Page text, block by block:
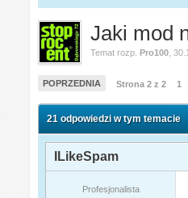
Jaki mod
Temat rozp.Pro100 ,
POPRZEDNIA Strona 2 z 2 1
21 odpowiedzi w tym temacie
ILikeSpam
Profesjonalista